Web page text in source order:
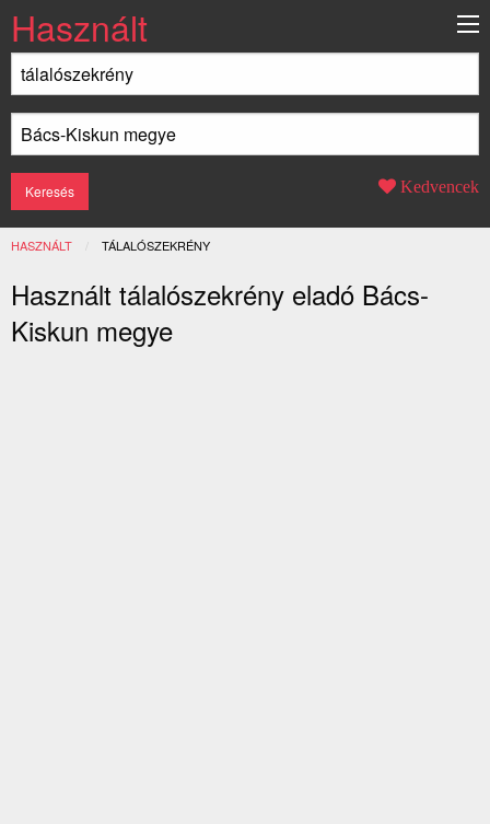
Használt
Kedvencek
HASZNÁLT JELENLEGI:
TÁLALÓSZEKRÉNY
Használt tálalószekrény eladó Bács-
Kiskun megye